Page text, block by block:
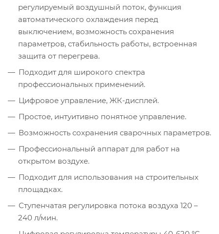
регулируемый воздушный поток, функция
автоматического охлаждения перед
выключением, возможность сохранения
параметров, стабильность работы, встроенная
защита от перегрева.
Подходит для широкого спектра
профессиональных применений.
Цифровое управление, ЖК-дисплей.
Простое, интуитивно понятное управление.
Возможность сохранения сварочных параметров.
Профессиональный аппарат для работ на
открытом воздухе.
Подходит для использования на строительных
площадках.
Ступенчатая регулировка потока воздуха 120 –
240 л/мин.